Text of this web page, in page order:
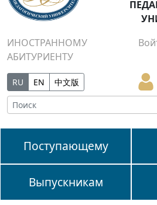
ИНОСТРАННОМУ
АБИТУРИЕНТУ
RU EN 中文版
Поступающему
Выпускникам